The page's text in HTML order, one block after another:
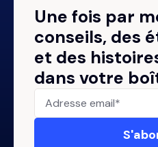
Une fois par
conseils, des
et des
dans votre